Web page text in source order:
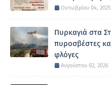
Οκτωβρίου 04, 2025
Πυρκαγιά στα
πυροσβέστες
φλόγες
Αυγούστου 02, 2026